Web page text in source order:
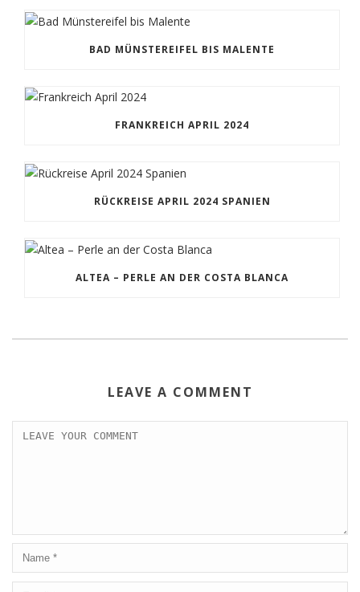
BAD MÜNSTEREIFEL BIS MALENTE
FRANKREICH APRIL 2024
RÜCKREISE APRIL 2024 SPANIEN
ALTEA – PERLE AN DER COSTA BLANCA
LEAVE A COMMENT